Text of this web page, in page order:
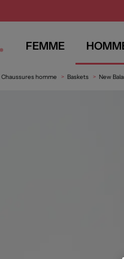
FEMME
Chaussures homme Baskets New